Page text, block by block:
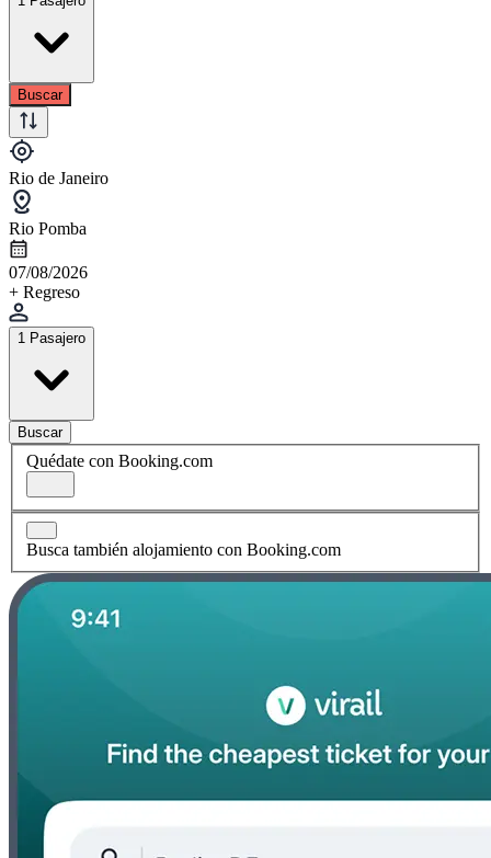
Buscar
Rio de Janeiro
Rio Pomba
07/08/2026
+ Regreso
1 Pasajero
Buscar
Quédate con Booking.com
Busca también alojamiento con Booking.com